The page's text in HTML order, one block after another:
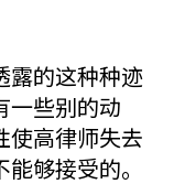
露的这种种迹
一些别的动
使高律师失去
够接受的。